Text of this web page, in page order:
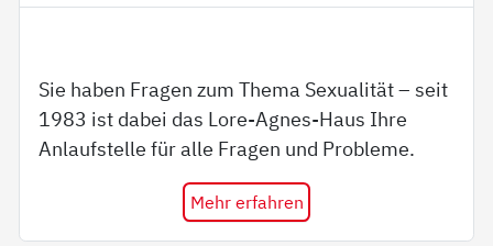
Sie haben Fragen zum Thema Sexualität – seit
1983 ist dabei das Lore-Agnes-Haus Ihre
Anlaufstelle für alle Fragen und Probleme.
Mehr erfahren